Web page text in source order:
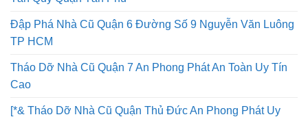
Đập Phá Nhà Cũ Quận 6 Đường Số 9 Nguyễn Văn Luông
TP HCM
Cao
Tín Số 1